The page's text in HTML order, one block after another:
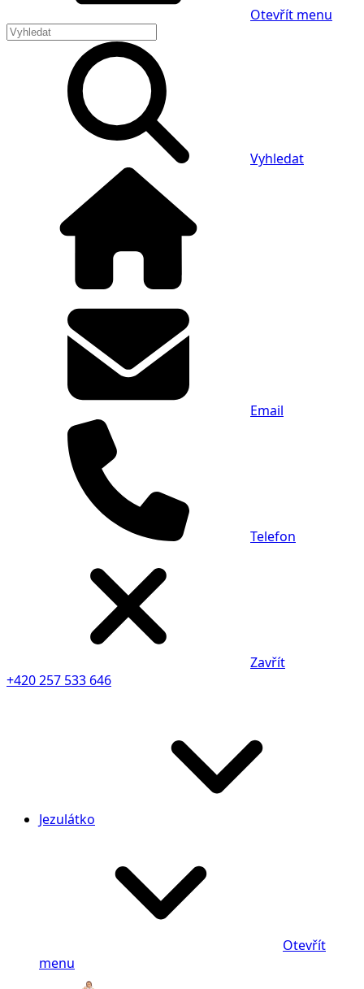
Otevřít menu
Vyhledat
Email
Telefon
Zavřít
+420 257 533 646
Jezulátko
Otevřít
menu